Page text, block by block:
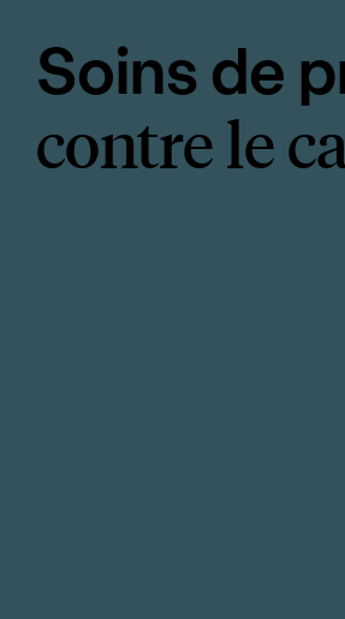
Soins de
contre le